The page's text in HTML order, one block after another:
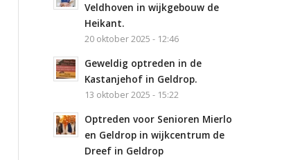
Veldhoven in wijkgebouw de
Heikant.
20 oktober 2025 - 12:46
Geweldig optreden in de
Kastanjehof in Geldrop.
13 oktober 2025 - 15:22
Optreden voor Senioren Mierlo
en Geldrop in wijkcentrum de
Dreef in Geldrop